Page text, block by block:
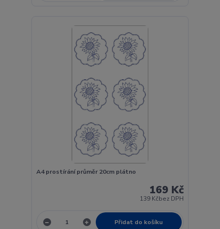
A4 prostírání průměr 20cm plátno
169 Kč
139 Kčbez DPH
Přidat do košíku